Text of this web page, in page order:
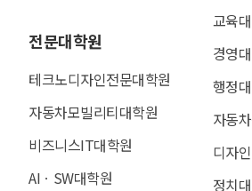
전문대학원
테크노디자인전문대학원
자동차모빌리티대학원
비즈니스IT대학원
AIㆍSW대학원
교육
경영
행정
자동
디자
정치